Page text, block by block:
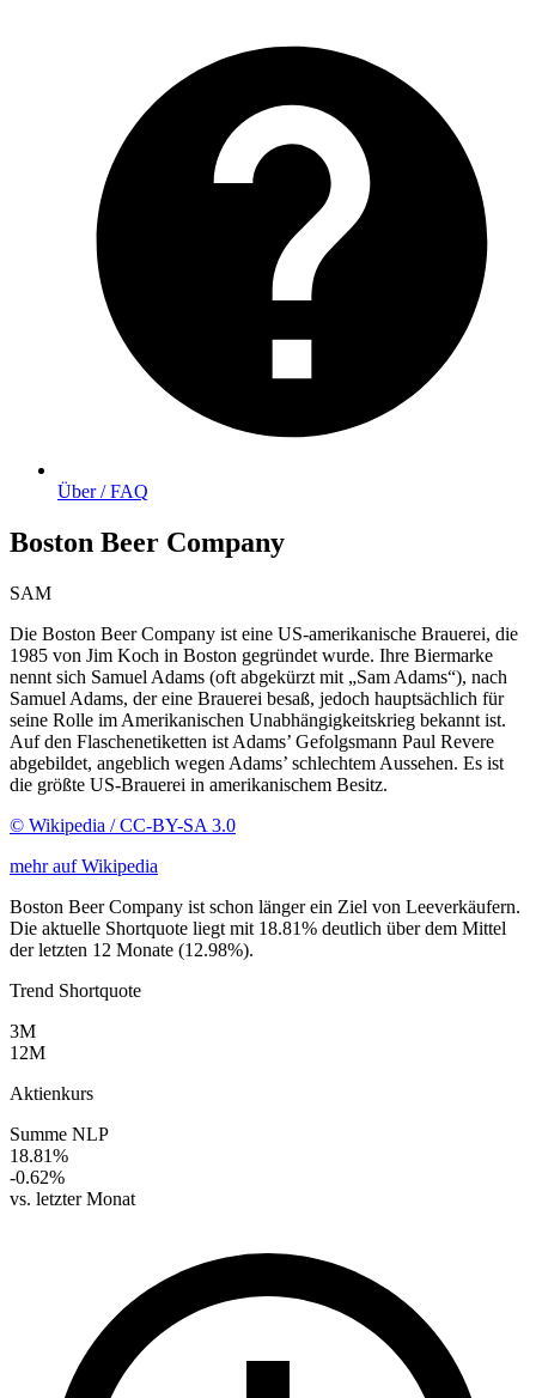
Über / FAQ
Boston Beer Company
SAM
Die Boston Beer Company ist eine US-amerikanische Brauerei, die
1985 von Jim Koch in Boston gegründet wurde. Ihre Biermarke
nennt sich Samuel Adams (oft abgekürzt mit „Sam Adams“), nach
Samuel Adams, der eine Brauerei besaß, jedoch hauptsächlich für
seine Rolle im Amerikanischen Unabhängigkeitskrieg bekannt ist.
Auf den Flaschenetiketten ist Adams’ Gefolgsmann Paul Revere
abgebildet, angeblich wegen Adams’ schlechtem Aussehen. Es ist
die größte US-Brauerei in amerikanischem Besitz.
© Wikipedia / CC-BY-SA 3.0
mehr auf Wikipedia
Boston Beer Company ist schon länger ein Ziel von Leeverkäufern.
Die aktuelle Shortquote liegt mit 18.81% deutlich über dem Mittel
der letzten 12 Monate (12.98%).
Trend Shortquote
3M
12M
Aktienkurs
Summe NLP
18.81%
-0.62%
vs. letzter Monat